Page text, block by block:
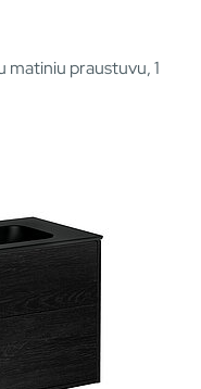
matiniu praustuvu, 1